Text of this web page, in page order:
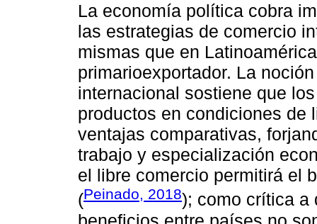
La economía política cobra
las estrategias de comercio
mismas que en
primarioexportador. La
internacional sostiene que
productos en condiciones de
ventajas comparativas,
trabajo y especialización
el libre comercio permitirá el
(Peinado, 2018); como crítica a